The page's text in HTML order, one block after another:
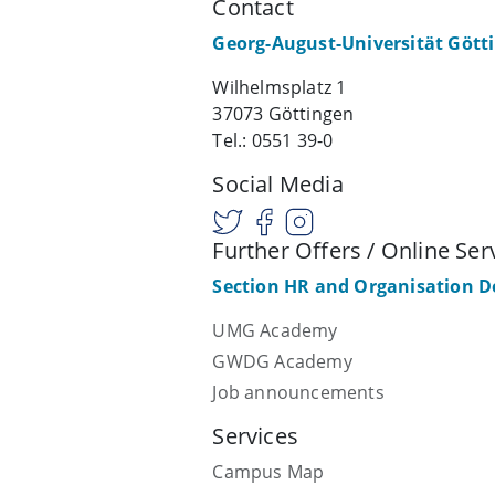
Contact
Georg-August-Universität
Wilhelmsplatz 1
37073 Göttingen
Tel.: 0551 39-0
Social Media
Further Offers / Online
Section HR and Organisation
UMG Academy
GWDG Academy
Job announcements
Services
Campus Map